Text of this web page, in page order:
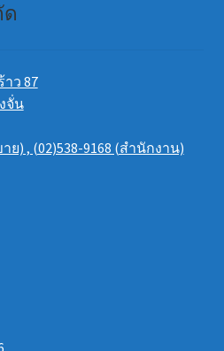
ว 87
จั่น
ย) , (02)538-9168 (สำนักงาน)